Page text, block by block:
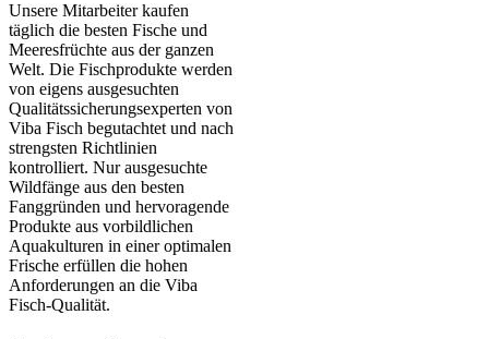
Unsere Mitarbeiter kaufen
täglich die besten Fische und
Meeresfrüchte aus der ganzen
Welt. Die Fischprodukte werden
von eigens ausgesuchten
Qualitätssicherungsexperten von
Viba Fisch begutachtet und nach
strengsten Richtlinien
kontrolliert. Nur ausgesuchte
Wildfänge aus den besten
Fanggründen und hervoragende
Produkte aus vorbildlichen
Aquakulturen in einer optimalen
Frische erfüllen die hohen
Anforderungen an die Viba
Fisch-Qualität.